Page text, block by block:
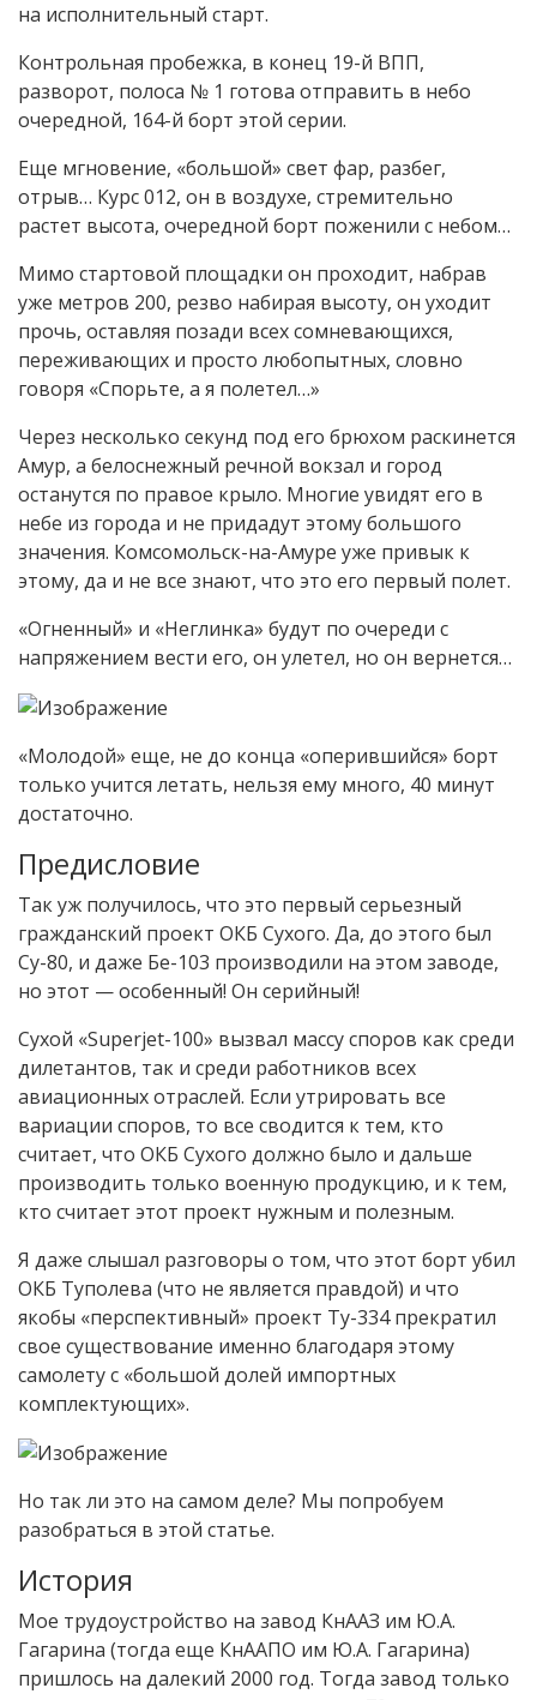
на исполнительный старт.
Контрольная пробежка, в конец 19-й ВПП,
разворот, полоса № 1 готова отправить в небо
очередной, 164-й борт этой серии.
Еще мгновение, «большой» свет фар, разбег,
отрыв… Курс 012, он в воздухе, стремительно
растет высота, очередной борт поженили с небом…
Мимо стартовой площадки он проходит, набрав
уже метров 200, резво набирая высоту, он уходит
прочь, оставляя позади всех сомневающихся,
переживающих и просто любопытных, словно
говоря «Спорьте, а я полетел…»
Через несколько секунд под его брюхом раскинется
Амур, а белоснежный речной вокзал и город
останутся по правое крыло. Многие увидят его в
небе из города и не придадут этому большого
значения. Комсомольск-на-Амуре уже привык к
этому, да и не все знают, что это его первый полет.
«Огненный» и «Неглинка» будут по очереди с
напряжением вести его, он улетел, но он вернется…
«Молодой» еще, не до конца «оперившийся» борт
только учится летать, нельзя ему много, 40 минут
достаточно.
Предисловие
Так уж получилось, что это первый серьезный
гражданский проект ОКБ Сухого. Да, до этого был
Су-80, и даже Бе-103 производили на этом заводе,
но этот — особенный! Он серийный!
Сухой «Superjet-100» вызвал массу споров как среди
дилетантов, так и среди работников всех
авиационных отраслей. Если утрировать все
вариации споров, то все сводится к тем, кто
считает, что ОКБ Сухого должно было и дальше
производить только военную продукцию, и к тем,
кто считает этот проект нужным и полезным.
Я даже слышал разговоры о том, что этот борт убил
ОКБ Туполева (что не является правдой) и что
якобы «перспективный» проект Ту-334 прекратил
свое существование именно благодаря этому
самолету с «большой долей импортных
комплектующих».
Но так ли это на самом деле? Мы попробуем
разобраться в этой статье.
История
Мое трудоустройство на завод КнААЗ им Ю.А.
Гагарина (тогда еще КнААПО им Ю.А. Гагарина)
пришлось на далекий 2000 год. Тогда завод только